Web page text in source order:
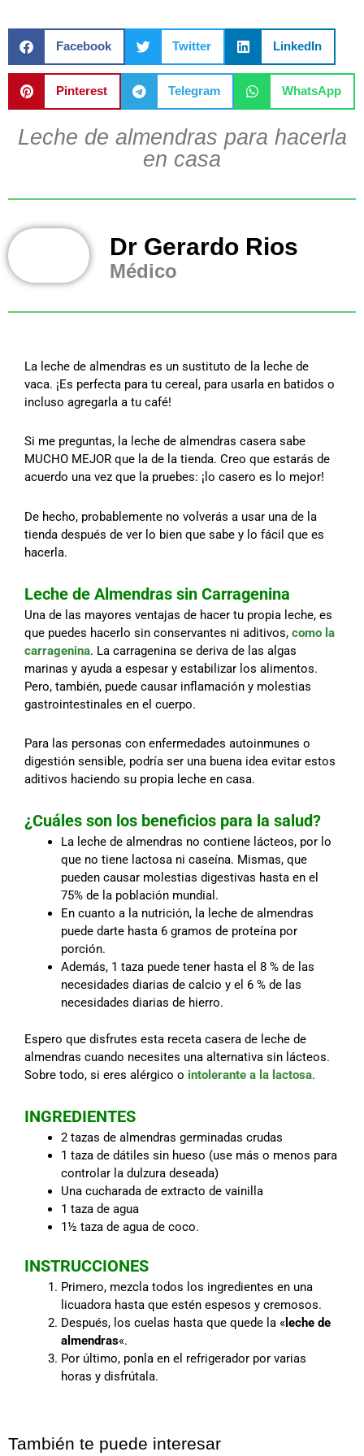
Facebook Twitter LinkedIn
Pinterest Telegram WhatsApp
Leche de almendras para hacerla
en casa
Dr Gerardo Rios
Médico
La leche de almendras es un sustituto de la leche de
vaca. ¡Es perfecta para tu cereal, para usarla en batidos o
incluso agregarla a tu café!
Si me preguntas, la leche de almendras casera sabe
MUCHO MEJOR que la de la tienda. Creo que estarás de
acuerdo una vez que la pruebes: ¡lo casero es lo mejor!
De hecho, probablemente no volverás a usar una de la
tienda después de ver lo bien que sabe y lo fácil que es
hacerla.
Leche de Almendras sin Carragenina
Una de las mayores ventajas de hacer tu propia leche, es
que puedes hacerlo sin conservantes ni aditivos, como la
carragenina. La carragenina se deriva de las algas
marinas y ayuda a espesar y estabilizar los alimentos.
Pero, también, puede causar inflamación y molestias
gastrointestinales en el cuerpo.
Para las personas con enfermedades autoinmunes o
digestión sensible, podría ser una buena idea evitar estos
aditivos haciendo su propia leche en casa.
¿Cuáles son los beneficios para la salud?
La leche de almendras no contiene lácteos, por lo
que no tiene lactosa ni caseína. Mismas, que
pueden causar molestias digestivas hasta en el
75% de la población mundial.
En cuanto a la nutrición, la leche de almendras
puede darte hasta 6 gramos de proteína por
porción.
Además, 1 taza puede tener hasta el 8 % de las
necesidades diarias de calcio y el 6 % de las
necesidades diarias de hierro.
Espero que disfrutes esta receta casera de leche de
almendras cuando necesites una alternativa sin lácteos.
Sobre todo, si eres alérgico o intolerante a la lactosa.
INGREDIENTES
2 tazas de almendras germinadas crudas
1 taza de dátiles sin hueso (use más o menos para
controlar la dulzura deseada)
Una cucharada de extracto de vainilla
1 taza de agua
1½ taza de agua de coco.
INSTRUCCIONES
Primero, mezcla todos los ingredientes en una
licuadora hasta que estén espesos y cremosos.
Después, los cuelas hasta que quede la « leche de
almendras«.
Por último, ponla en el refrigerador por varias
horas y disfrútala.
También te puede interesar